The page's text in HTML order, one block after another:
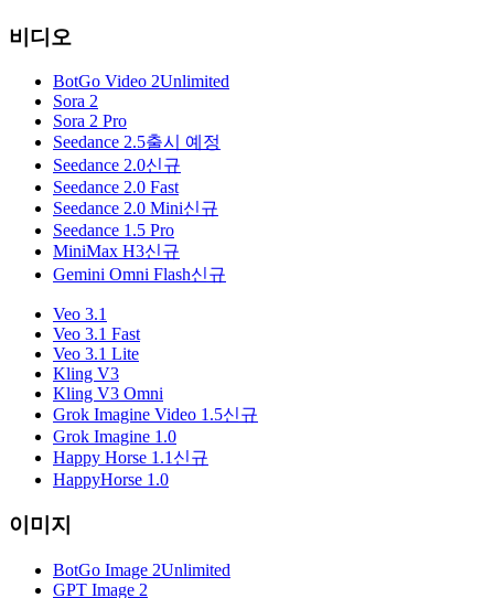
비디오
BotGo Video 2Unlimited
Sora 2
Sora 2 Pro
Seedance 2.5출시 예정
Seedance 2.0신규
Seedance 2.0 Fast
Seedance 2.0 Mini신규
Seedance 1.5 Pro
MiniMax H3신규
Gemini Omni Flash신규
Veo 3.1
Veo 3.1 Fast
Veo 3.1 Lite
Kling V3
Kling V3 Omni
Grok Imagine Video 1.5신규
Grok Imagine 1.0
Happy Horse 1.1 신규
HappyHorse 1.0
이미지
BotGo Image 2Unlimited
GPT Image 2